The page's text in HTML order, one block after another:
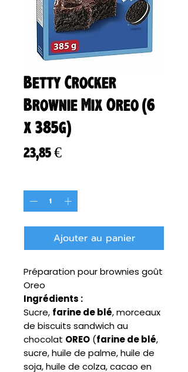
Betty Crocker
Brownie Mix Oreo (6
x 385g)
23,85 €Prix
Ajouter au panier
Préparation pour brownies goût
Oreo
Ingrédients :
Sucre, farine de blé, morceaux
de biscuits sandwich au
chocolat OREO (farine de blé,
sucre, huile de palme, huile de
soja, huile de colza, cacao en